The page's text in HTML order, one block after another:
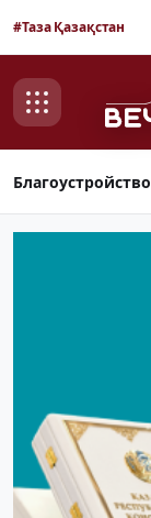
#Таза Қазақстан
Благоустройство